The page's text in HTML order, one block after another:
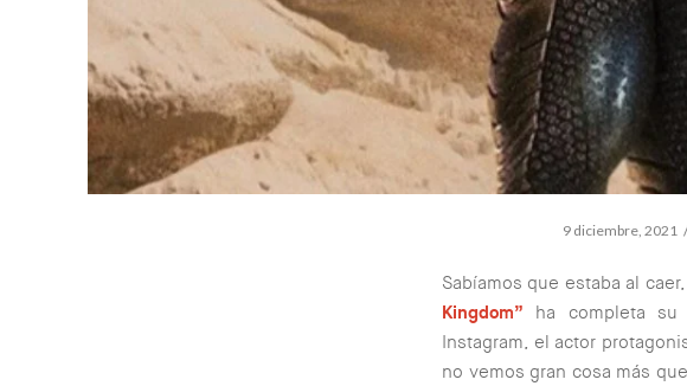
9 diciembre, 2021
Sabíamos que estaba al
Kingdom” ha completa
Instagram, el actor
no vemos gran cosa más